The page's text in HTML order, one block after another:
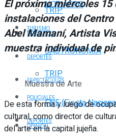
TRIP
POLICIALES
DEPORTES
ESPECTÁCULOS
FNE (Fiesta
OPINIÓN
NOTIAGRO
TURISMO
GASTRONOMÍA
TRIP
POLICIALES
DEPORTES
El próximo miércoles
instalaciones del
Abel Mamaní, Artista
muestra individual de
Muestra de Arte
De esta forma y luego de
cultural, como director de
del arte en la capital jujeña.